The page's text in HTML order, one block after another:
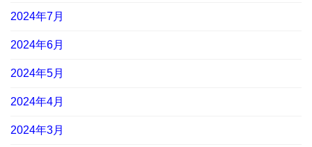
2024年7月
2024年6月
2024年5月
2024年4月
2024年3月